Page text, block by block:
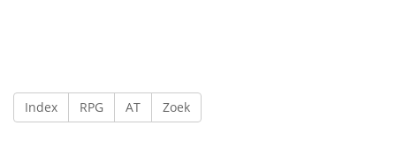
Index RPG AT Zoek